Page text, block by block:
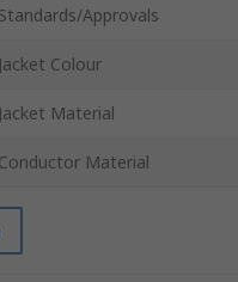
Standards/Approvals
Jacket Colour
Jacket Material
Conductor Material